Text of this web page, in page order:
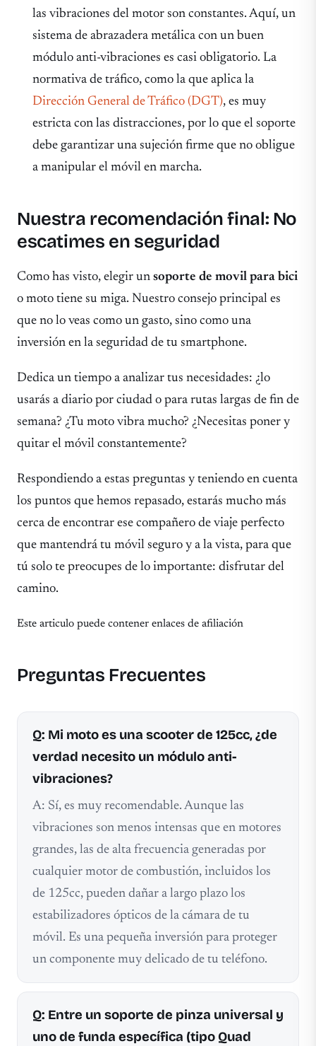
las vibraciones del motor son constantes. Aquí, un
sistema de abrazadera metálica con un buen
módulo anti-vibraciones es casi obligatorio. La
normativa de tráfico, como la que aplica la
Dirección General de Tráfico (DGT), es muy
estricta con las distracciones, por lo que el soporte
debe garantizar una sujeción firme que no obligue
a manipular el móvil en marcha.
Nuestra recomendación final: No
escatimes en seguridad
Como has visto, elegir un soporte de movil para bici
o moto tiene su miga. Nuestro consejo principal es
que no lo veas como un gasto, sino como una
inversión en la seguridad de tu smartphone.
Dedica un tiempo a analizar tus necesidades: ¿lo
usarás a diario por ciudad o para rutas largas de fin de
semana? ¿Tu moto vibra mucho? ¿Necesitas poner y
quitar el móvil constantemente?
Respondiendo a estas preguntas y teniendo en cuenta
los puntos que hemos repasado, estarás mucho más
cerca de encontrar ese compañero de viaje perfecto
que mantendrá tu móvil seguro y a la vista, para que
tú solo te preocupes de lo importante: disfrutar del
camino.
Este articulo puede contener enlaces de afiliación
Preguntas Frecuentes
Q: Mi moto es una scooter de 125cc, ¿de
verdad necesito un módulo anti-
vibraciones?
A: Sí, es muy recomendable. Aunque las
vibraciones son menos intensas que en motores
grandes, las de alta frecuencia generadas por
cualquier motor de combustión, incluidos los
de 125cc, pueden dañar a largo plazo los
estabilizadores ópticos de la cámara de tu
móvil. Es una pequeña inversión para proteger
un componente muy delicado de tu teléfono.
Q: Entre un soporte de pinza universal y
uno de funda específica (tipo Quad